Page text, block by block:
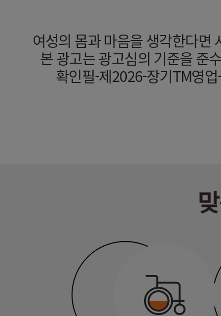
여성의 몸과 마음을 생각한다면
본 광고는 광고심의 기준을 준
확인필-제2026-장기TM영